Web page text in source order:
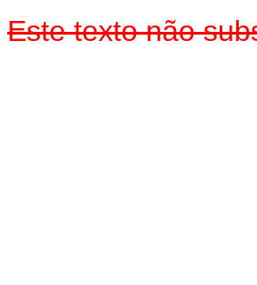
Este texto não